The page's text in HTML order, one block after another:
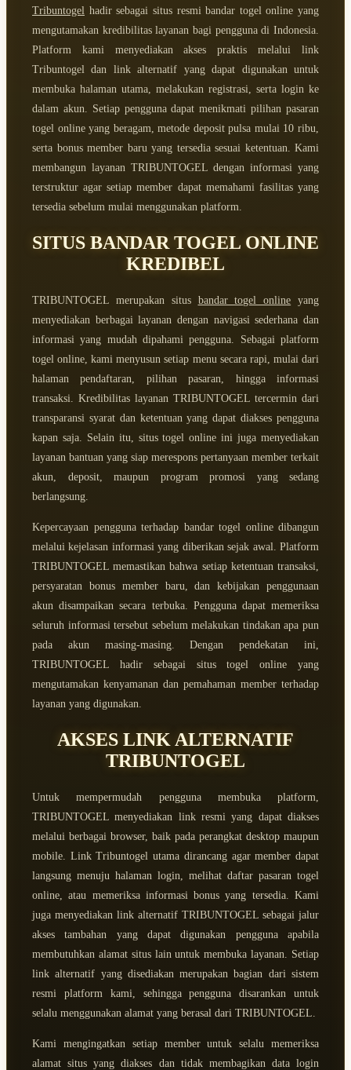
Tribuntogel hadir sebagai situs resmi bandar togel online yang
mengutamakan kredibilitas layanan bagi pengguna di Indonesia.
Platform kami menyediakan akses praktis melalui link
Tribuntogel dan link alternatif yang dapat digunakan untuk
membuka halaman utama, melakukan registrasi, serta login ke
dalam akun. Setiap pengguna dapat menikmati pilihan pasaran
togel online yang beragam, metode deposit pulsa mulai 10 ribu,
serta bonus member baru yang tersedia sesuai ketentuan. Kami
membangun layanan TRIBUNTOGEL dengan informasi yang
terstruktur agar setiap member dapat memahami fasilitas yang
tersedia sebelum mulai menggunakan platform.
SITUS BANDAR TOGEL ONLINE
KREDIBEL
TRIBUNTOGEL merupakan situs bandar togel online yang
menyediakan berbagai layanan dengan navigasi sederhana dan
informasi yang mudah dipahami pengguna. Sebagai platform
togel online, kami menyusun setiap menu secara rapi, mulai dari
halaman pendaftaran, pilihan pasaran, hingga informasi
transaksi. Kredibilitas layanan TRIBUNTOGEL tercermin dari
transparansi syarat dan ketentuan yang dapat diakses pengguna
kapan saja. Selain itu, situs togel online ini juga menyediakan
layanan bantuan yang siap merespons pertanyaan member terkait
akun, deposit, maupun program promosi yang sedang
berlangsung.
Kepercayaan pengguna terhadap bandar togel online dibangun
melalui kejelasan informasi yang diberikan sejak awal. Platform
TRIBUNTOGEL memastikan bahwa setiap ketentuan transaksi,
persyaratan bonus member baru, dan kebijakan penggunaan
akun disampaikan secara terbuka. Pengguna dapat memeriksa
seluruh informasi tersebut sebelum melakukan tindakan apa pun
pada akun masing-masing. Dengan pendekatan ini,
TRIBUNTOGEL hadir sebagai situs togel online yang
mengutamakan kenyamanan dan pemahaman member terhadap
layanan yang digunakan.
AKSES LINK ALTERNATIF
TRIBUNTOGEL
Untuk mempermudah pengguna membuka platform,
TRIBUNTOGEL menyediakan link resmi yang dapat diakses
melalui berbagai browser, baik pada perangkat desktop maupun
mobile. Link Tribuntogel utama dirancang agar member dapat
langsung menuju halaman login, melihat daftar pasaran togel
online, atau memeriksa informasi bonus yang tersedia. Kami
juga menyediakan link alternatif TRIBUNTOGEL sebagai jalur
akses tambahan yang dapat digunakan pengguna apabila
membutuhkan alamat situs lain untuk membuka layanan. Setiap
link alternatif yang disediakan merupakan bagian dari sistem
resmi platform kami, sehingga pengguna disarankan untuk
selalu menggunakan alamat yang berasal dari TRIBUNTOGEL.
Kami mengingatkan setiap member untuk selalu memeriksa
alamat situs yang diakses dan tidak membagikan data login